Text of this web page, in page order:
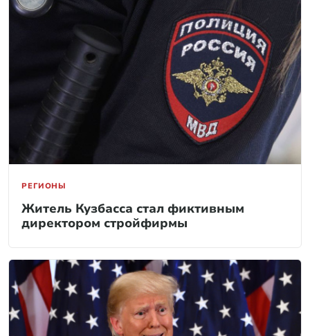
РЕГИОНЫ
Житель Кузбасса стал фиктивным
директором стройфирмы